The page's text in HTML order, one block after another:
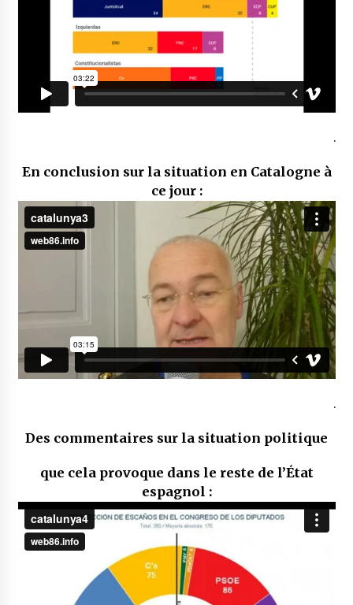
.
En conclusion sur la situation en Catalogne à
ce jour :
.
Des commentaires sur la situation politique
que cela provoque dans le reste de l’État
espagnol :